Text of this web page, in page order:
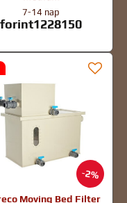
7-14 nap
forint1228150
2%
Moving Bed Filter